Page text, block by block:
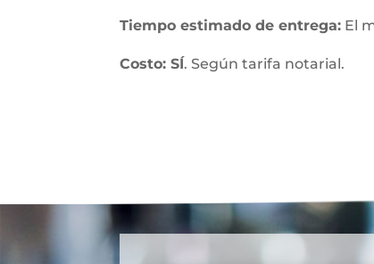
Tiempo estimado de entrega: El
Costo: SÍ. Según tarifa notarial.